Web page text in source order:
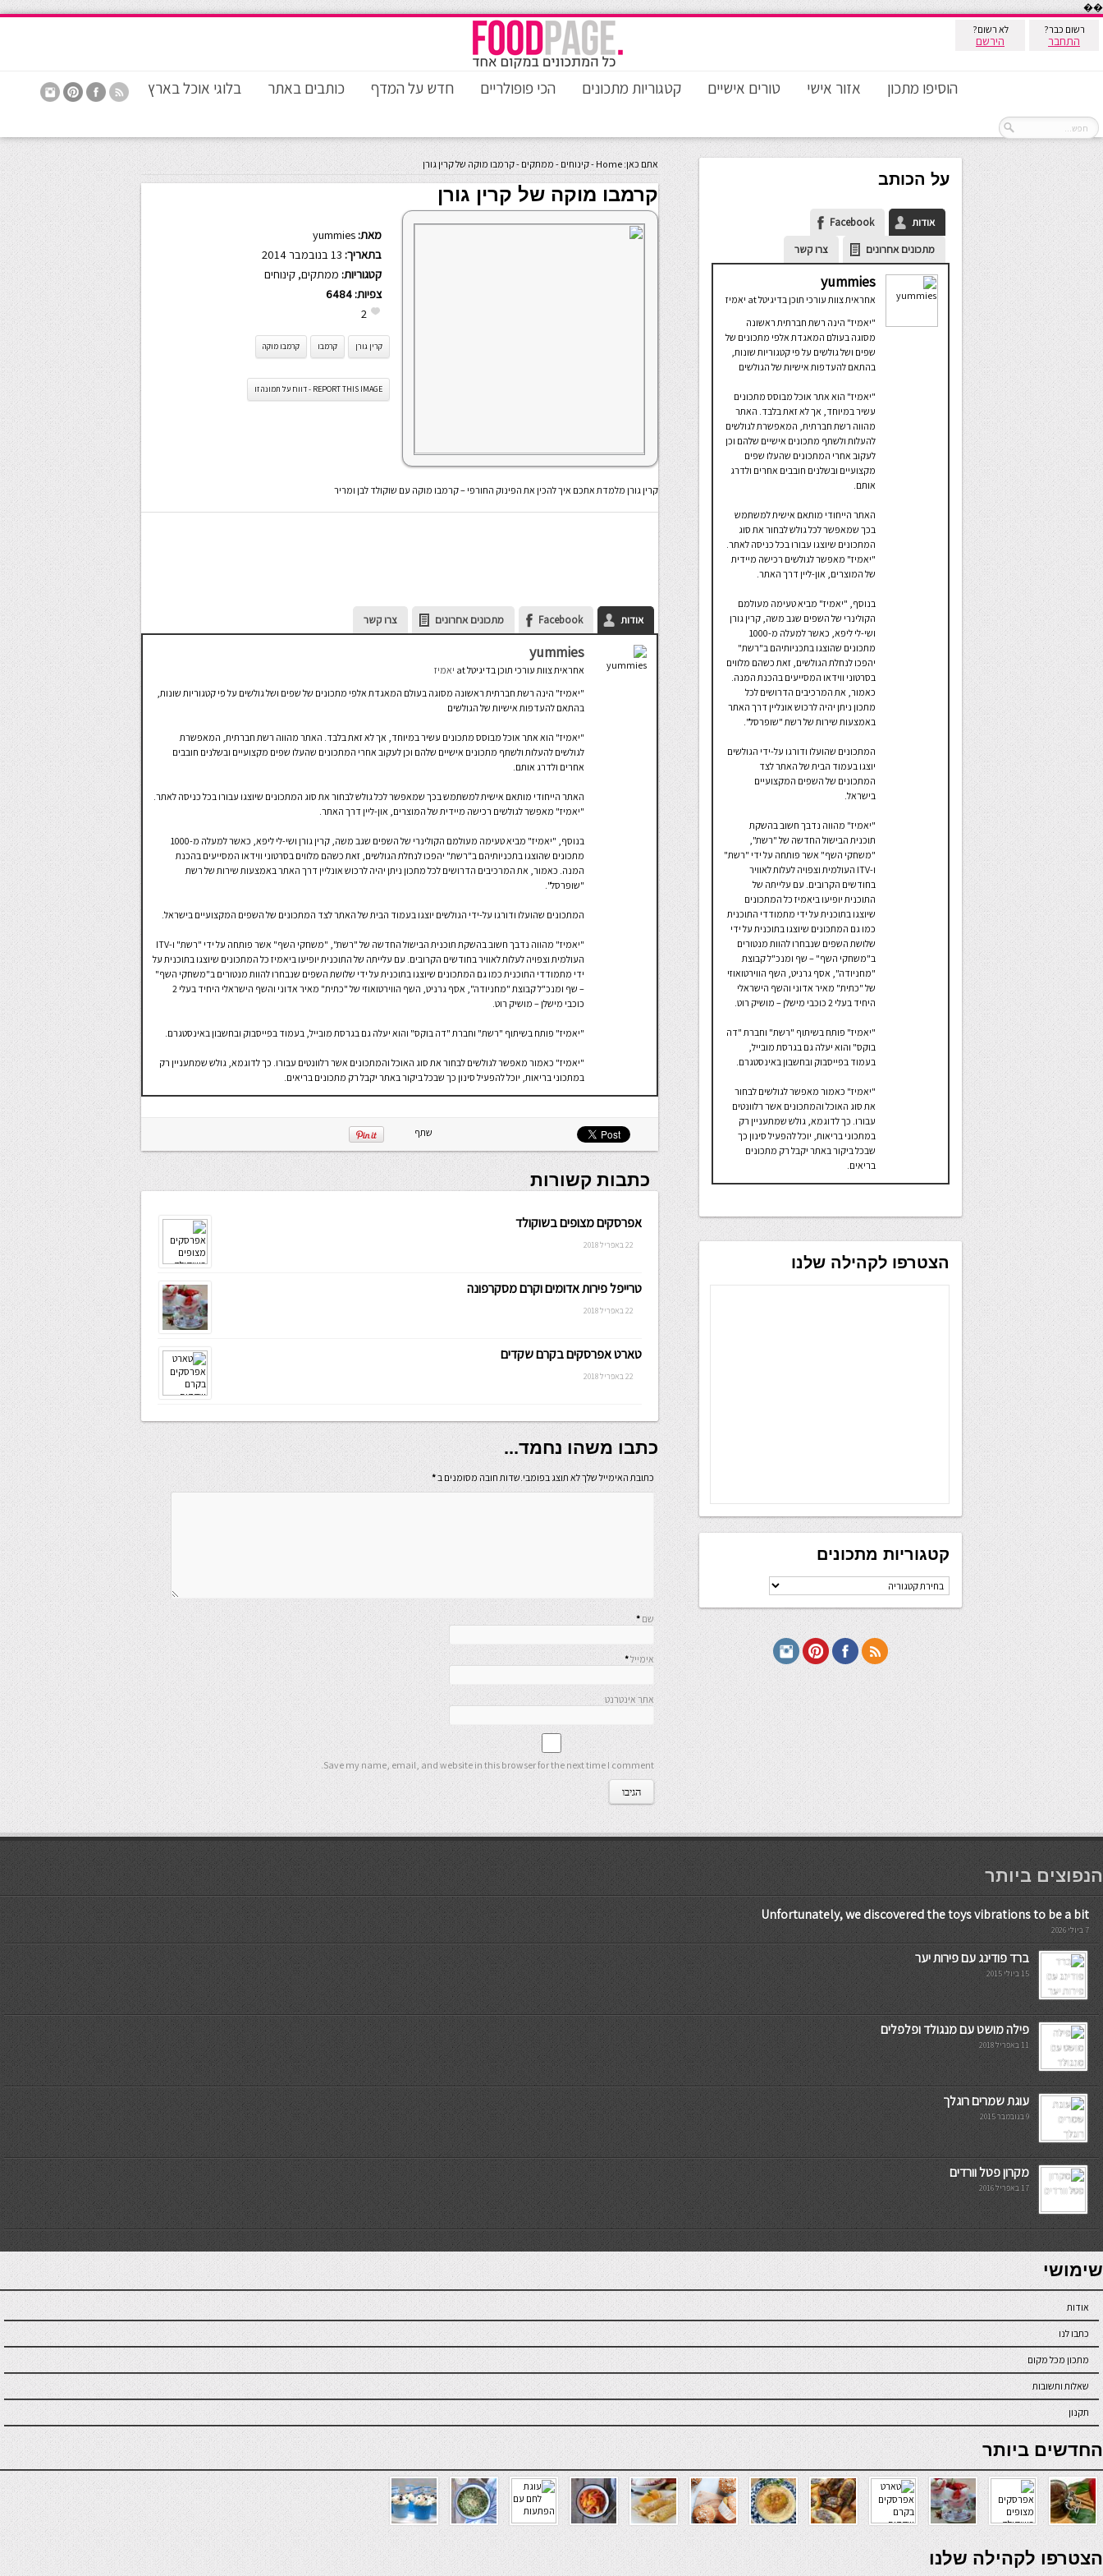
��
רשום כבר?
התחבר
לא רשום?
הירשם
הוסיפו מתכון אזור אישי טורים אישיים קטגוריות מתכונים הכי פופולריים חדש על המדף כותבים באתר בלוגי אוכל בארץ
אתם כאן: Home
-קינוחים - ממתקים -קרמבו מוקה של קרין גורן
קרמבו מוקה של קרין גורן
מאת: yummies
בתאריך:
קטגוריות: ממתקים, קינוחים
צפיות: 6484
2
קרין גורן קרמבו קרמבו מוקה
REPORT THIS IMAGE - דווח על תמונה זו
קרין גורן מלמדת אתכם איך להכין את הפינוק החורפי – קרמבו מוקה עם שוקולד לבן ומריר
אודות Facebook מתכונים אחרונים צרו קשר
yummies
אחראית צוות עורכי תוכן בדיגיטל
יאמיז
"יאמיז" הינה רשת חברתית ראשונה מסוגה בעולם המאגדת אלפי מתכונים של שפים ושל גולשים על פי קטגוריות שונות,
בהתאם להעדפות אישיות של הגולשים
"יאמיז" הוא אתר אוכל מבוסס מתכונים עשיר במיוחד, אך לא זאת בלבד. האתר מהווה רשת חברתית, המאפשרת
לגולשים להעלות ולשתף מתכונים אישיים שלהם וכן לעקוב אחרי המתכונים שהעלו שפים מקצועיים ובשלנים חובבים
אחרים ולדרג אותם.
האתר הייחודי מותאם אישית למשתמש בכך שמאפשר לכל גולש לבחור את סוג המתכונים שיוצגו עבורו בכל כניסה לאתר.
"יאמיז" מאפשר לגולשים רכישה מיידית של המוצרים, און-ליין דרך האתר.
בנוסף, "יאמיז" מביא טעימה מעולמם הקולינרי של השפים שגב משה, קרין גורן ושי-לי ליפא, כאשר למעלה מ-1000
מתכונים שהוצגו בתכניותיהם ב"רשת" יהפכו לנחלת הגולשים, זאת כשהם מלווים בסרטוני ווידאו המסייעים בהכנת
המנה. כאמור, את המרכיבים הדרושים לכל מתכון ניתן יהיה לרכוש אונליין דרך האתר באמצעות שירות של רשת
"שופרסל".
המתכונים שהועלו ודורגו על-ידי הגולשים יוצגו בעמוד הבית של האתר לצד המתכונים של השפים המקצועיים בישראל.
"יאמיז" מהווה נדבך חשוב בהשקת תוכנית הבישול החדשה של "רשת", "משחקי השף" אשר פותחה על ידי "רשת" ו-ITV
העולמית וצפויה לעלות לאוויר בחודשים הקרובים. עם עלייתה של התוכנית יופיעו ביאמיז כל המתכונים שיוצגו בתוכנית על
ידי מתמודדי התוכנית כמו גם המתכונים שיוצגו בתוכנית על ידי שלושת השפים שנבחרו להוות מנטורים ב"משחקי השף"
– שף ומנכ"ל קבוצת "מחניודה", אסף גרניט, השף הווירטואוזי של "כתית" מאיר אדוני והשף הישראלי היחיד בעלי 2
כוכבי מישלן – מושיק רוט.
"יאמיז" פותח בשיתוף "רשת" וחברת "דה בוקס" והוא יעלה גם בגרסת מובייל, בעמוד בפייסבוק ובחשבון באינסטגרם.
"יאמיז" כאמור מאפשר לגולשים לבחור את סוג האוכל והמתכונים אשר רלוונטים עבורו. כך לדוגמא, גולש שמתעניין רק
במתכוני בריאות, יוכל להפעיל סינון כך שבכל ביקור באתר יקבל רק מתכונים בריאים.
שתף
כתבות קשורות
אפרסקים מצופים בשוקולד
22 באפריל 2018
טרייפל פירות אדומים וקרם מסקרפונה
22 באפריל 2018
טארט אפרסקים בקרם שקדים
22 באפריל 2018
כתבו משהו נחמד...
כתובת האימייל שלך לא תוצג בפומבי.שדות חובה מסומנים ב*
שם *
אימייל*
אתר אינטרנט
Save my name, email, and website in this browser for the next time I comment.
על הכותב
אודות
Facebook
מתכונים אחרונים
צרו קשר
yummies
אחראית צוות עורכי תוכן בדיגיטל
יאמיז
"יאמיז" הינה רשת חברתית ראשונה
מסוגה בעולם המאגדת אלפי מתכונים של
שפים ושל גולשים על פי קטגוריות שונות,
בהתאם להעדפות אישיות של הגולשים
"יאמיז" הוא אתר אוכל מבוסס מתכונים
עשיר במיוחד, אך לא זאת בלבד. האתר
מהווה רשת חברתית, המאפשרת לגולשים
להעלות ולשתף מתכונים אישיים שלהם וכן
לעקוב אחרי המתכונים שהעלו שפים
מקצועיים ובשלנים חובבים אחרים ולדרג
אותם.
האתר הייחודי מותאם אישית למשתמש
בכך שמאפשר לכל גולש לבחור את סוג
המתכונים שיוצגו עבורו בכל כניסה לאתר.
"יאמיז" מאפשר לגולשים רכישה מיידית
של המוצרים, און-ליין דרך האתר.
בנוסף, "יאמיז" מביא טעימה מעולמם
הקולינרי של השפים שגב משה, קרין גורן
ושי-לי ליפא, כאשר למעלה מ-1000
מתכונים שהוצגו בתכניותיהם ב"רשת"
יהפכו לנחלת הגולשים, זאת כשהם מלווים
בסרטוני ווידאו המסייעים בהכנת המנה.
כאמור, את המרכיבים הדרושים לכל
מתכון ניתן יהיה לרכוש אונליין דרך האתר
באמצעות שירות של רשת "שופרסל".
המתכונים שהועלו ודורגו על-ידי הגולשים
יוצגו בעמוד הבית של האתר לצד
המתכונים של השפים המקצועיים
בישראל.
"יאמיז" מהווה נדבך חשוב בהשקת
תוכנית הבישול החדשה של "רשת",
"משחקי השף" אשר פותחה על ידי "רשת"
ו-ITV העולמית וצפויה לעלות לאוויר
בחודשים הקרובים. עם עלייתה של
התוכנית יופיעו ביאמיז כל המתכונים
שיוצגו בתוכנית על ידי מתמודדי התוכנית
כמו גם המתכונים שיוצגו בתוכנית על ידי
שלושת השפים שנבחרו להוות מנטורים
ב"משחקי השף" – שף ומנכ"ל קבוצת
"מחניודה", אסף גרניט, השף הווירטואוזי
של "כתית" מאיר אדוני והשף הישראלי
היחיד בעלי 2 כוכבי מישלן – מושיק רוט.
"יאמיז" פותח בשיתוף "רשת" וחברת "דה
בוקס" והוא יעלה גם בגרסת מובייל,
בעמוד בפייסבוק ובחשבון באינסטגרם.
"יאמיז" כאמור מאפשר לגולשים לבחור
את סוג האוכל והמתכונים אשר רלוונטים
עבורו. כך לדוגמא, גולש שמתעניין רק
במתכוני בריאות, יוכל להפעיל סינון כך
שבכל ביקור באתר יקבל רק מתכונים
בריאים.
הצטרפו לקהילה שלנו
קטגוריות מתכונים
קטגוריות
מתכונים
мостбет кг
הנפוצים ביותר
Unfortunately, we discovered the toys vibrations to be a bit
7 ביולי 2026
ברד פודינג עם פירות יער
15 ביולי 2015
פילה מושט עם מנגולד ופלפלים
11 באפריל 2018
עוגת שמרים רוגלך
9 בנובמבר 2015
מקרון פטל וורדים
17 באפריל 2016
7slots
seriöse online casinos österreich
שימושי
אודות
כתבו לנו
מתכון מכל מקום
שאלות ותשובות
תקנון
online casino
החדשים ביותר
verde casino
הצטרפו לקהילה שלנו